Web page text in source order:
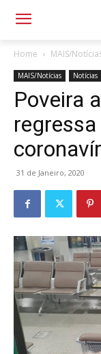
Home MAIS/
MAIS/Notícias Notícias
Poveira
31 de Janeiro, 2020